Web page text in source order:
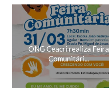
ONG Ceacri realiza Feira
Comunitári...